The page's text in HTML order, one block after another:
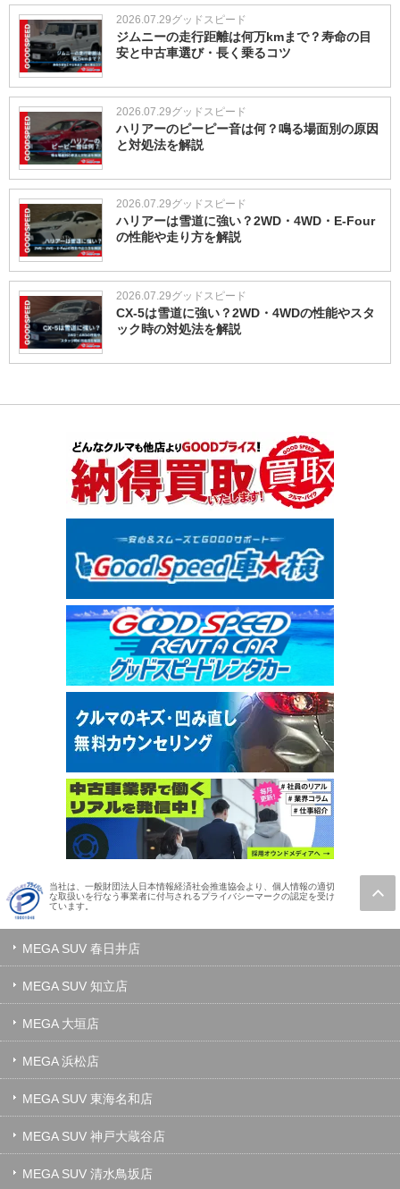
2026.07.29グッドスピード
ジムニーの走行距離は何万kmまで？寿命の目
安と中古車選び・長く乗るコツ
2026.07.29グッドスピード
ハリアーのピーピー音は何？鳴る場面別の原因
と対処法を解説
2026.07.29グッドスピード
ハリアーは雪道に強い？2WD・4WD・E-Four
の性能や走り方を解説
2026.07.29グッドスピード
CX-5は雪道に強い？2WD・4WDの性能やスタ
ック時の対処法を解説
当社は、一般財団法人日本情報経済社会推進協会より、個人情報の適切
な取扱いを行なう事業者に付与されるプライバシーマークの認定を受け
ています。
MEGA SUV 春日井店
MEGA SUV 知立店
MEGA 大垣店
MEGA 浜松店
MEGA SUV 東海名和店
MEGA SUV 神戸大蔵谷店
MEGA SUV 清水鳥坂店